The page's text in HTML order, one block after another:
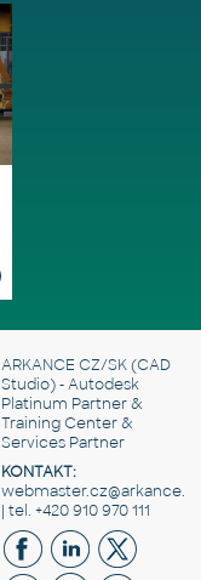
ARKANCE CZ/SK(CAD
Studio) - Autodesk
Platinum Partner &
Training Center &
Services Partner
KONTAKT:
| tel. +420 910 970 111